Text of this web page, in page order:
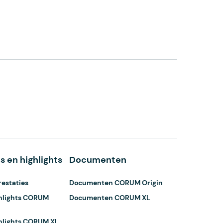
en highlights
CORUM
Documenten
Documenten CORUM Origin
Documenten CORUM XL